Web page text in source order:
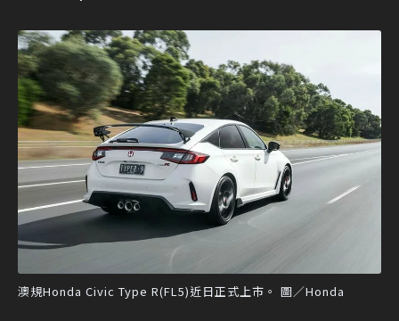
澳規Honda Civic Type R(FL5)近日正式上市。 圖／Honda